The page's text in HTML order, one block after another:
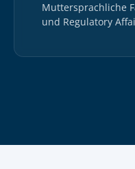
Muttersprachliche
und Regulatory